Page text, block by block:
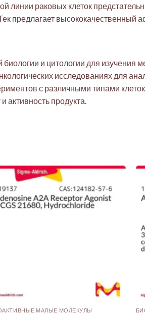
линии раковых клеток
предлагает высококачественный
и цитологии для изучения
исследованиях для
с различными типами
активность продукта.
МАЛЫЕ МОЛЕКУЛЫ